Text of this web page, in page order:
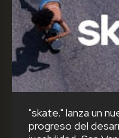
"skate." lanza un
progreso del